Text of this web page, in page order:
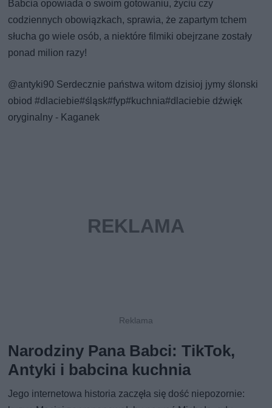
Babcia opowiada o swoim gotowaniu, życiu czy
codziennych obowiązkach, sprawia, że zapartym tchem
słucha go wiele osób, a niektóre filmiki obejrzane zostały
ponad milion razy!
@antyki90 Serdecznie państwa witom dzisioj jymy ślonski
obiod#dlaciebie#śląsk#fyp#kuchnia#dlaciebie dźwięk
oryginalny - Kaganek
Narodziny Pana Babci: TikTok,
Antyki i babcina kuchnia
Jego internetowa historia zaczęła się dość niepozornie: